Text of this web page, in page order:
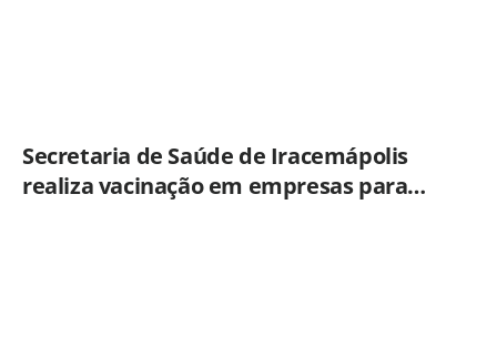
Secretaria de Saúde de Iracemápolis
realiza vacinação em empresas para